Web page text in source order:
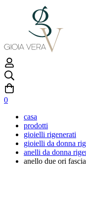
0
casa
prodotti
gioielli rigenerati
gioielli da donna
anelli da donna
anello due ori